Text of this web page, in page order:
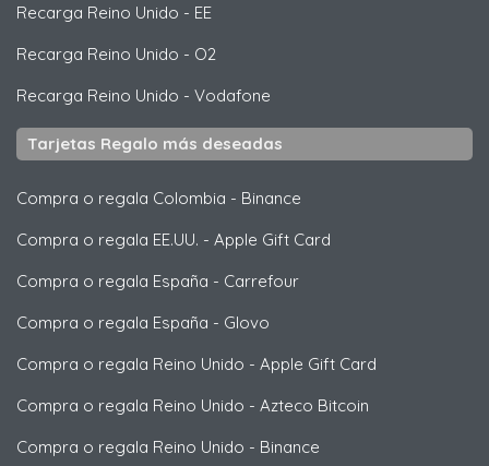
Recarga Reino Unido - EE
Recarga Reino Unido - O2
Recarga Reino Unido - Vodafone
Tarjetas Regalo más deseadas
Compra o regala Colombia - Binance
Compra o regala EE.UU. - Apple Gift Card
Compra o regala España - Carrefour
Compra o regala España - Glovo
Compra o regala Reino Unido - Apple Gift Card
Compra o regala Reino Unido - Azteco Bitcoin
Compra o regala Reino Unido - Binance